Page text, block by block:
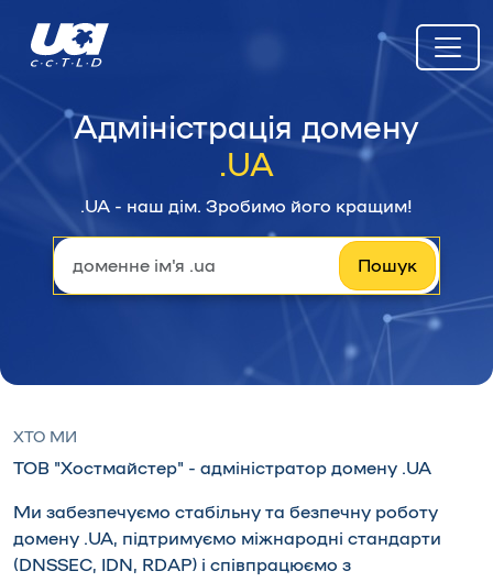
Адміністрація домену
.UA
.UA - наш дiм. Зробимо його кращим!
Пошук
ХТО МИ
ТОВ "Хостмайстер" - адміністратор домену .UA
Ми забезпечуємо стабільну та безпечну роботу
домену .UA, підтримуємо міжнародні стандарти
(DNSSEC, IDN, RDAP) і співпрацюємо з